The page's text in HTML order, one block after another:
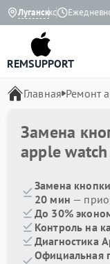
Луганск
на Яндекс Ежедневно
REMSUPPORT
Главная Ремонт
Замена
apple watch
Замена
20 мин —
До 30%
Контроль на
Диагностика
Официальная